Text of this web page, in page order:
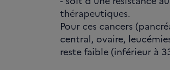
thérapeutiques.
Pour ces cancers
central, ovaire,
reste faible (inférieur à